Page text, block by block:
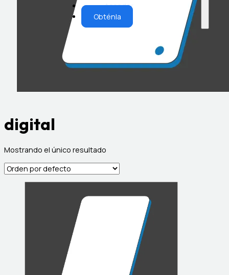
Acceder
Obténla
digital
Mostrando el único resultado